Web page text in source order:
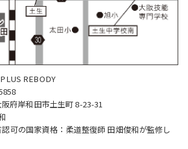
REBODY
府岸和田市土生町 8-23-31
可の国家資格：柔道整復師 田畑俊和が監修し